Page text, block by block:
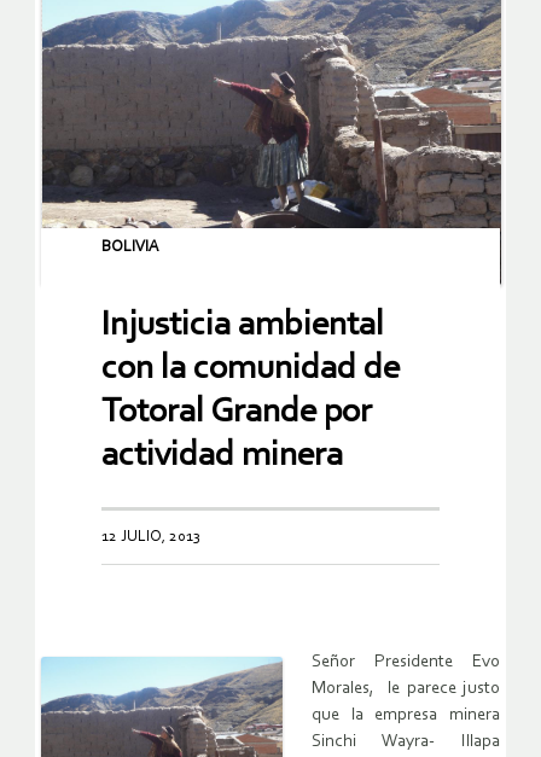
BOLIVIA
Injusticia ambiental
con la comunidad de
Totoral Grande por
actividad minera
12 JULIO, 2013
Señor Presidente Evo
Morales, le parece justo
que la empresa minera
Sinchi Wayra- Illapa